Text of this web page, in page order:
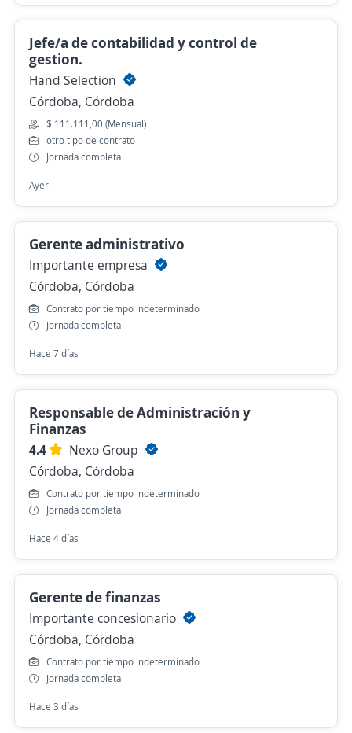
Jefe/a de contabilidad y control de
gestion.
Hand Selection
Córdoba, Córdoba
$ 111.111,00 (Mensual)
otro tipo de contrato
Jornada completa
Ayer
Gerente administrativo
Importante empresa
Córdoba, Córdoba
Contrato por tiempo indeterminado
Jornada completa
Hace 7 días
Responsable de Administración y
Finanzas
4.4
Nexo Group
Córdoba, Córdoba
Contrato por tiempo indeterminado
Jornada completa
Hace 4 días
Gerente de finanzas
Importante concesionario
Córdoba, Córdoba
Contrato por tiempo indeterminado
Jornada completa
Hace 3 días